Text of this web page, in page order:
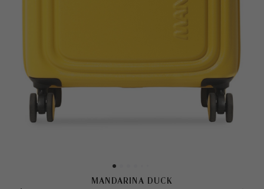
MANDARINA DUCK